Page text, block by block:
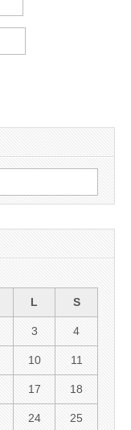
L S
3 4
10 11
17 18
24 25